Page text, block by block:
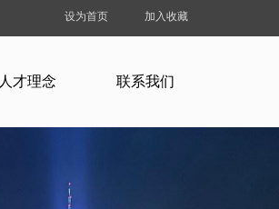
设为首页 加入收藏
人才理念 联系我们